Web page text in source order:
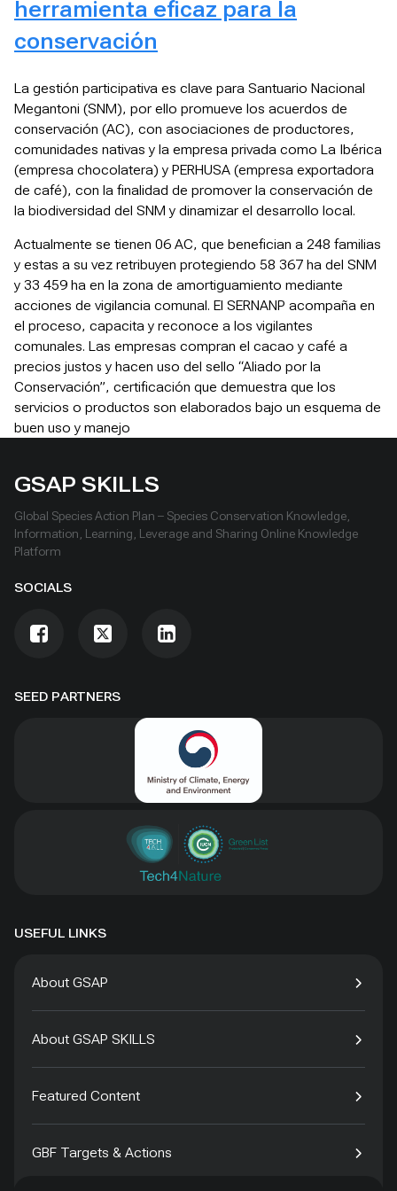
herramienta eficaz para la
conservación
La gestión participativa es clave para Santuario Nacional
Megantoni (SNM), por ello promueve los acuerdos de
conservación (AC), con asociaciones de productores,
comunidades nativas y la empresa privada como La Ibérica
(empresa chocolatera) y PERHUSA (empresa exportadora
de café), con la finalidad de promover la conservación de
la biodiversidad del SNM y dinamizar el desarrollo local.
Actualmente se tienen 06 AC, que benefician a 248 familias
y estas a su vez retribuyen protegiendo 58 367 ha del SNM
y 33 459 ha en la zona de amortiguamiento mediante
acciones de vigilancia comunal. El SERNANP acompaña en
el proceso, capacita y reconoce a los vigilantes
comunales. Las empresas compran el cacao y café a
precios justos y hacen uso del sello “Aliado por la
Conservación”, certificación que demuestra que los
servicios o productos son elaborados bajo un esquema de
buen uso y manejo
SEED PARTNERS
GSAP SKILLS
Global Species Action Plan – Species Conservation Knowledge,
Information, Learning, Leverage and Sharing Online Knowledge
Platform
SOCIALS
USEFUL LINKS
About GSAP
About GSAP SKILLS
Featured Content
GBF Targets & Actions